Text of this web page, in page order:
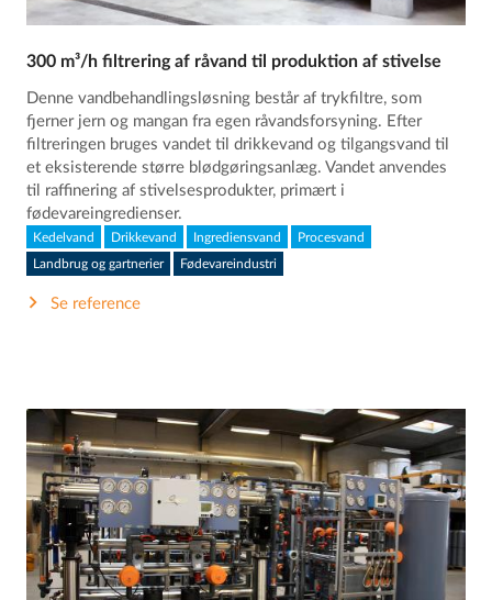
300 m³/h filtrering af råvand til produktion af stivelse
Denne vandbehandlingsløsning består af trykfiltre, som
fjerner jern og mangan fra egen råvandsforsyning. Efter
filtreringen bruges vandet til drikkevand og tilgangsvand til
et eksisterende større blødgøringsanlæg. Vandet anvendes
til raffinering af stivelsesprodukter, primært i
fødevareingredienser.
Kedelvand Drikkevand Ingrediensvand Procesvand
Landbrug og gartnerier Fødevareindustri
Se reference